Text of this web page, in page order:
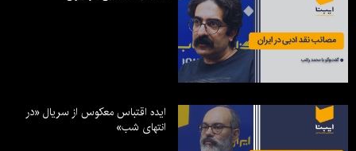
ایده اقتباس معکوس از سریال «در
انتهای شب»